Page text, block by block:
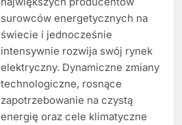
surowców energetycznych na
świecie i jednocześnie
intensywnie rozwija swój rynek
elektryczny. Dynamiczne zmiany
technologiczne, rosnące
zapotrzebowanie na czystą
energię oraz cele klimatyczne